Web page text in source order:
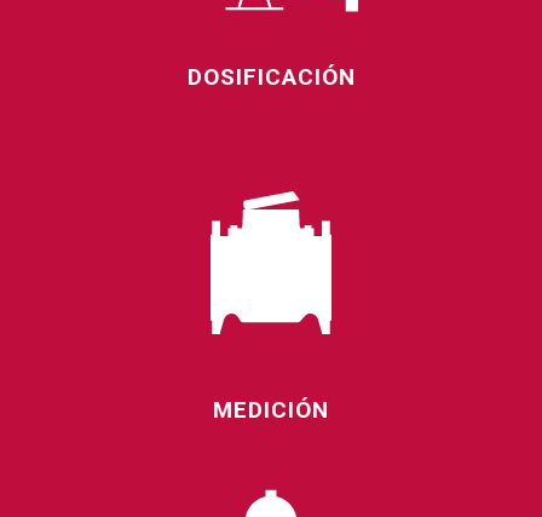
DOSIFICACIÓN
MEDICIÓN